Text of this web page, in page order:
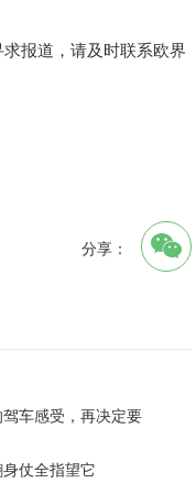
报道，请及时联系欧界
分享：
车感受，再决定要
仗全指望它